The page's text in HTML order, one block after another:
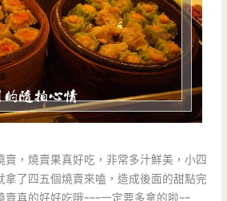
賣，燒賣果真好吃，非常多汁鮮美，小四
拿了四五個燒賣來嗑，造成後面的甜點完